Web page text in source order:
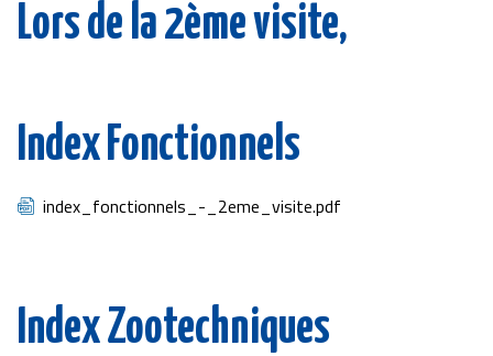
Lors de la 2ème visite,
Index Fonctionnels
Document
index_fonctionnels_-_2eme_visite.pdf
Index Zootechniques